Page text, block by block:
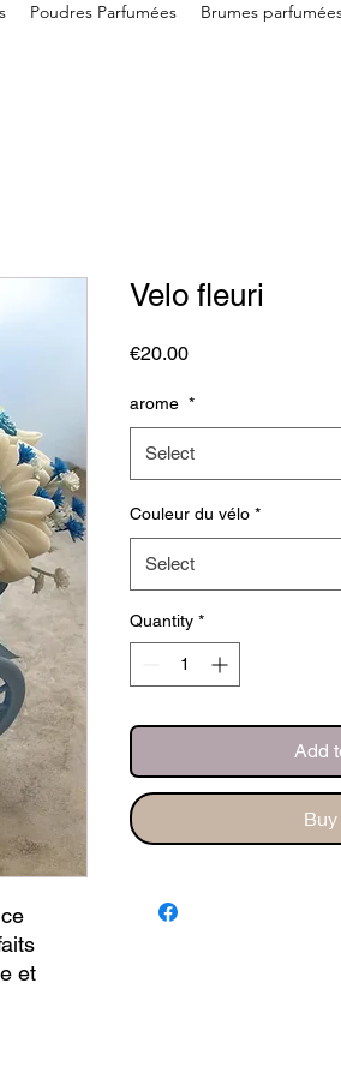
Poudres Parfumées Brumes
et
Velo fleuri
€20.00Price
arome *
Select
Couleur du vélo *
Select
Quantity *
Add